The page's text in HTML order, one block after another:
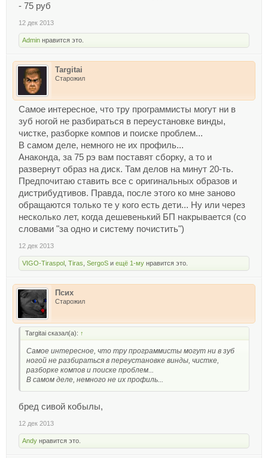
- 75 руб
12 дек 2013
Admin нравится это.
Targitai
Старожил
Самое интересное, что тру программисты могут ни в
зуб ногой не разбираться в переустановке винды,
чистке, разборке компов и поиске проблем...
В самом деле, немного не их профиль...
Анаконда, за 75 рэ вам поставят сборку, а то и
развернут образ на диск. Там делов на минут 20-ть.
Предпочитаю ставить все с оригинальных образов и
дистрибудтивов. Правда, после этого ко мне заново
обращаются только те у кого есть дети... Ну или через
несколько лет, когда дешевенький БП накрывается (со
словами "за одно и систему почистить")
12 дек 2013
VIGO-Tiraspol Tiras SergoS и ещё 1-му нравится это.
Псих
Старожил
Targitai сказал(а): ↑
Самое интересное, что тру программисты могут ни в зуб
ногой не разбираться в переустановке винды, чистке,
разборке компов и поиске проблем...
В самом деле, немного не их профиль...
бред сивой кобылы,
12 дек 2013
Andy нравится это.